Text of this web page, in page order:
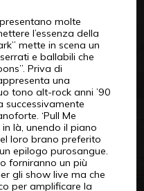
molte
l’essenza della
mette in scena un
e ballabili che
Priva di
una
tono alt-rock anni ’90
successivamente
‘Pull Me
là, unendo il piano
loro brano preferito
epilogo purosangue.
forniranno un più
gli show live ma che
per amplificare la